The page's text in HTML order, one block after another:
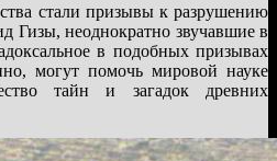
стали призывы к разрушению
Гизы, неоднократно звучавшие в
в подобных призывах
могут помочь мировой науке
тайн и загадок древних